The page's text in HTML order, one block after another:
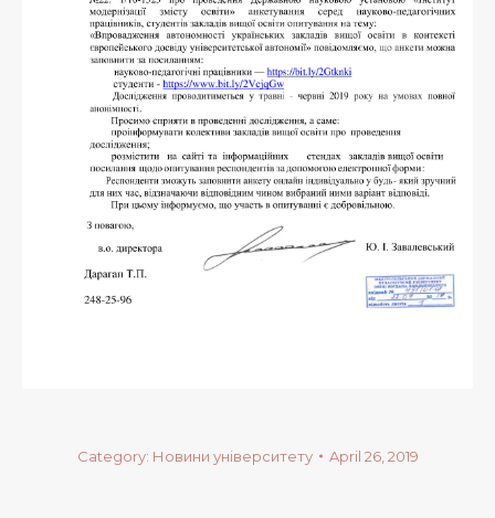
Category: Новини університету April 26, 2019